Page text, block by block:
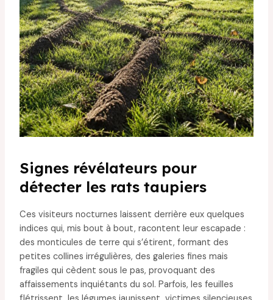
Signes révélateurs pour
détecter les rats taupiers
Ces visiteurs nocturnes laissent derrière eux quelques
indices qui, mis bout à bout, racontent leur escapade :
des monticules de terre qui s’étirent, formant des
petites collines irrégulières, des galeries fines mais
fragiles qui cèdent sous le pas, provoquant des
affaissements inquiétants du sol. Parfois, les feuilles